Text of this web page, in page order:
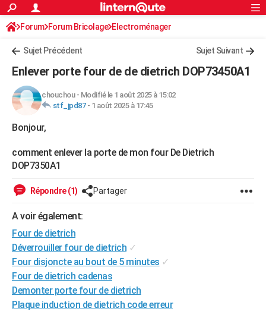
ACTUALITÉS
Politique
Société
Faits Divers
Education
Monde
Villes
+
FINANCE
Retraite
Impôts
Epargne
Immobilier
Risques naturels par ville
Banque
Assurance
Crédit
AUTO
Essais
Réserver un essai
Citadines
Berlines
SUV
Forum auto
+HIGH-TECH
Mobiles
Meilleur smartphone
Internet
Ordinateurs
Jeux vidéo
Guide high-tech
+
WEEK-END
Art de vivre
Bien-être
Loisirs
Mode
Modes de vie
SANTE
Alimentation
Guide de la santé
Maladies
Médicaments
Sommeil
VOYAGE
Destinations
City break
Voyage nature
Voyage de noces
Forum
Climat
+PHOTO
GUIDES D'ACHAT
S'inscrire
Connexion
Forum Forum Bricolage Electroménager
Sujet Précédent Sujet Suivant
Enlever porte four de de dietrich DOP73450A1
chouchou- Modifié le 1 août 2025 à 15:02
stf_jpd87- 1 août 2025 à 17:45
Bonjour,
comment enlever la porte de mon four De Dietrich
DOP7350A1
Répondre (1) Partager
A voir également:
Four de dietrich
Déverrouiller four de dietrich ✓
Four disjoncte au bout de 5 minutes ✓
Four de dietrich cadenas
Demonter porte four de dietrich
Plaque induction de dietrich code erreur